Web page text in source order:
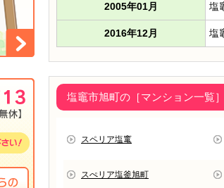
2005年01月 塩
2016年12月 塩
塩竈市旭町の［マンション一覧］
スペリア塩竃
スぺリア塩釜旭町